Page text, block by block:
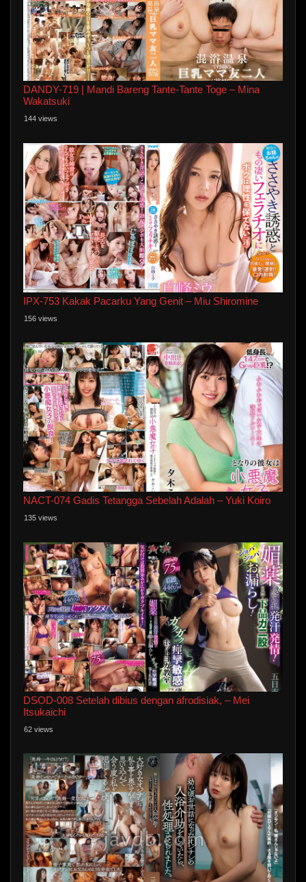
DANDY-719 | Mandi Bareng Tante-Tante Toge – Mina
Wakatsuki
144 views
IPX-753 Kakak Pacarku Yang Genit – Miu Shiromine
156 views
NACT-074 Gadis Tetangga Sebelah Adalah – Yuki Koiro
135 views
DSOD-008 Setelah dibius dengan afrodisiak, – Mei
Itsukaichi
62 views